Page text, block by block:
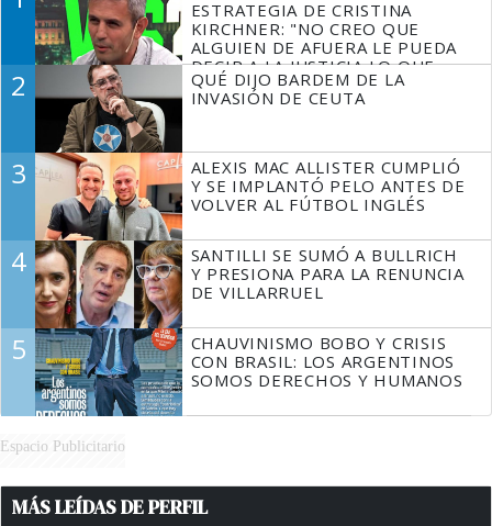
ESTRATEGIA DE CRISTINA
KIRCHNER: "NO CREO QUE
ALGUIEN DE AFUERA LE PUEDA
DECIR A LA JUSTICIA LO QUE
TIENE QUE HACER"
2
QUÉ DIJO BARDEM DE LA
INVASIÓN DE CEUTA
3
ALEXIS MAC ALLISTER CUMPLIÓ
Y SE IMPLANTÓ PELO ANTES DE
VOLVER AL FÚTBOL INGLÉS
4
SANTILLI SE SUMÓ A BULLRICH
Y PRESIONA PARA LA RENUNCIA
DE VILLARRUEL
5
CHAUVINISMO BOBO Y CRISIS
CON BRASIL: LOS ARGENTINOS
SOMOS DERECHOS Y HUMANOS
Espacio Publicitario
MÁS LEÍDAS DE PERFIL